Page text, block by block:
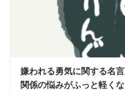
嫌われる勇気に関する名
関係の悩みがふっと軽く